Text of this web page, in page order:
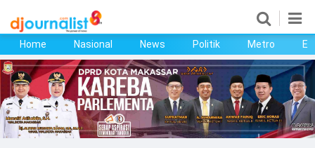
Home
Nasional
News
Home Nasional News Politik Metro